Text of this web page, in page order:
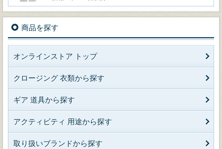
商品を探す
オンラインストア トップ
クロージング 衣類から探す
ギア 道具から探す
アクティビティ 用途から探す
取り扱いブランドから探す